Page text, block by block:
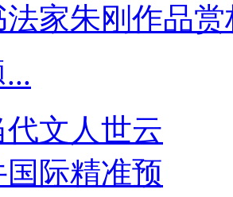
家朱刚作品赏
...
代文人世云
际精准预